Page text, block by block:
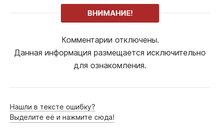
ВНИМАНИЕ!
Комментарии отключены.
Данная информация размещается исключительно
для ознакомления.
Нашли в тексте ошибку?
Выделите её и нажмите сюда!